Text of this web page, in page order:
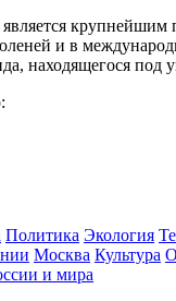
крупнейшим
и в
находящегося под
Политика Экология
Москва Культура
и мира